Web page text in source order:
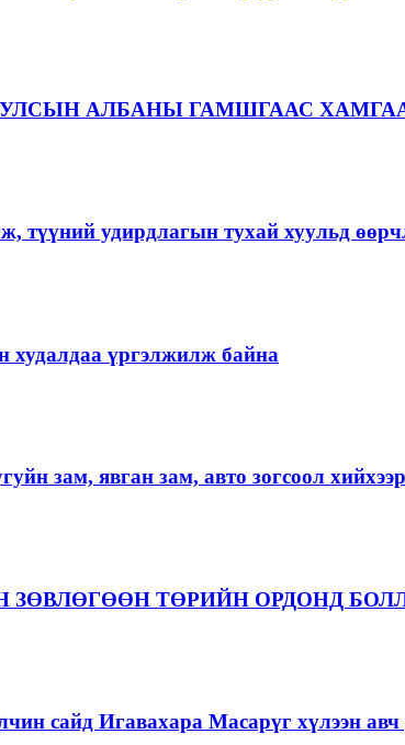
АЛБАНЫ ГАМШГААС
түүний удирдлагын тухай хуульд
худалдаа үргэлжилж байна
зам, явган зам, авто зогсоол
ЗӨВЛӨГӨӨН ТӨРИЙН ОРДОНД
сайд Игавахара Масарүг хүлээн авч